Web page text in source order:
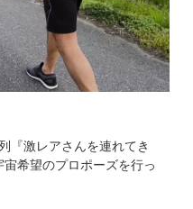
『激レアさんを連れてき
希望のプロポーズを行っ